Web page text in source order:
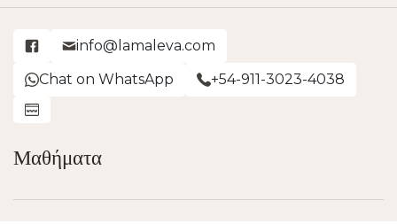
info@lamaleva.com
Chat on WhatsApp
+54-911-3023-4038
Μαθήματα